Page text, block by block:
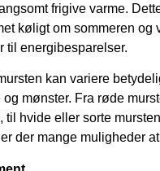
frigive varme.
køligt om sommeren og
til energibesparelser.
kan variere
mønster. Fra røde
til hvide eller sorte
der mange muligheder